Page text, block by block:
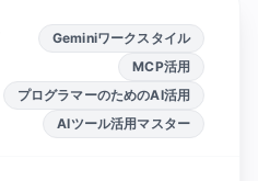
Geminiワークスタイル
MCP活用
プログラマーのためのAI活用
AIツール活用マスター